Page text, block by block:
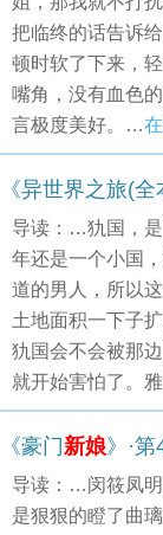
把临终的话告诉
顿时软了下来，
嘴角，没有血色
言极度美好。…
《异世界之旅(
导读：…犰国，
年还是一个小国
道的男人，所以
土地面积一下子
犰国会不会被那
就开始害怕了。
《豪门新娘》·
导读：…闵筱凤
是狠狠的瞪了曲